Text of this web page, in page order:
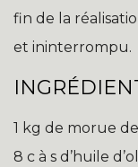
fin de la
et ininterrompu.
1 kg de morue
8 c à s d’huile